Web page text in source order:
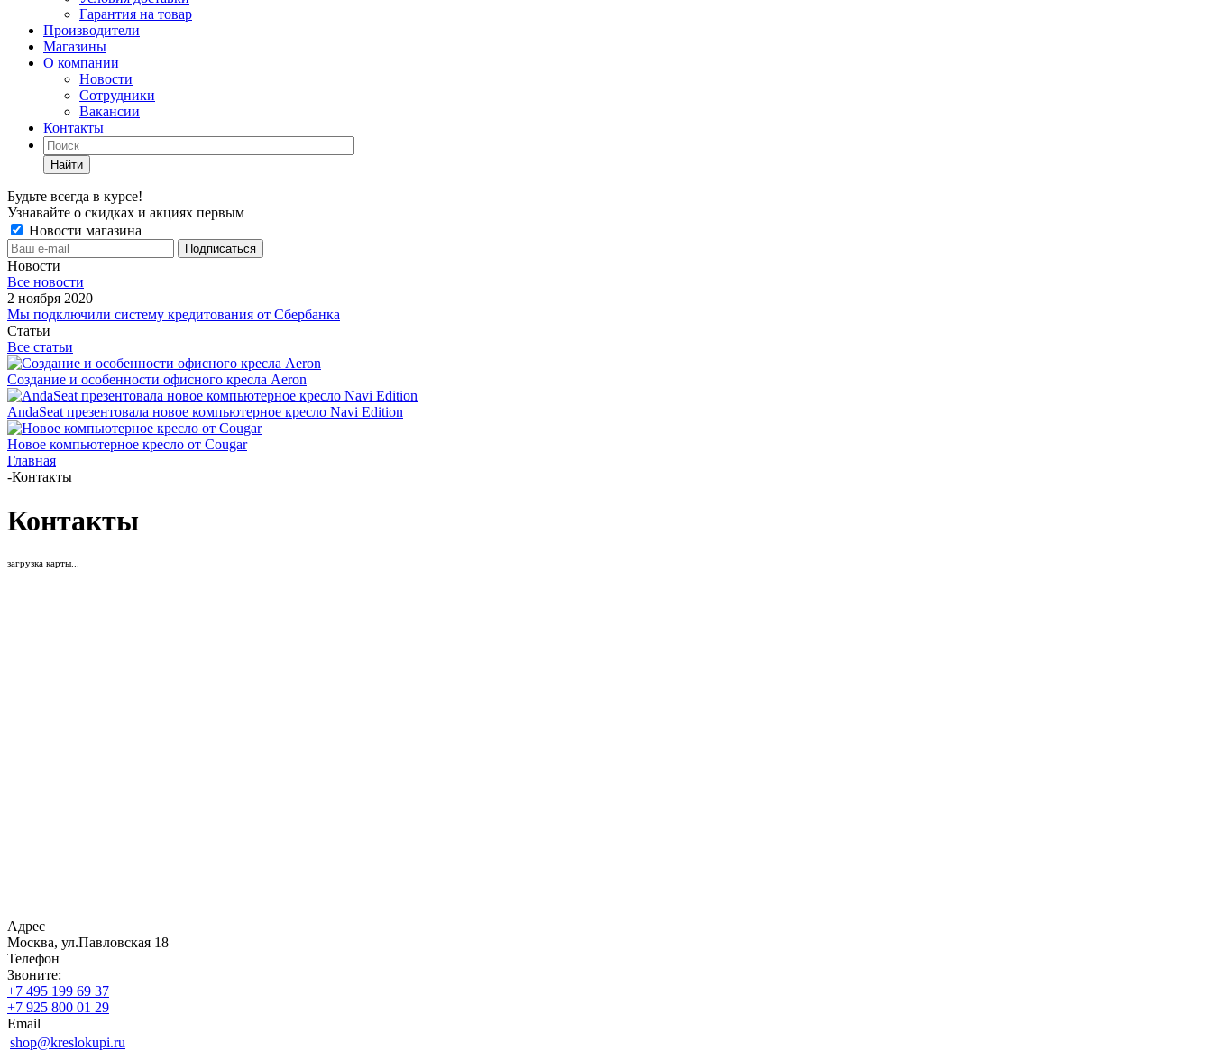
Гарантия на товар
Производители
Магазины
О компании
Новости
Сотрудники
Вакансии
Контакты
Найти
Будьте всегда в курсе!
Узнавайте о скидках и акциях первым
Новости магазина
Новости
Все новости
2 ноября 2020
Мы подключили систему кредитования от Сбербанка
Статьи
Все статьи
Создание и особенности офисного кресла Aeron
AndaSeat презентовала новое компьютерное кресло Navi Edition
Новое компьютерное кресло от Cougar
Главная
-Контакты
Контакты
загрузка карты...
Адрес
Москва, ул.Павловская 18
Телефон
Звоните:
+7 495 199 69 37
+7 925 800 01 29
Email
shop@kreslokupi.ru